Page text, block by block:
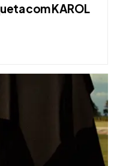
com KAROL